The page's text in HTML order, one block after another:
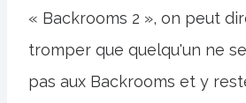
« Backrooms 2 », on peut
tromper que quelqu'un ne
pas aux Backrooms et y